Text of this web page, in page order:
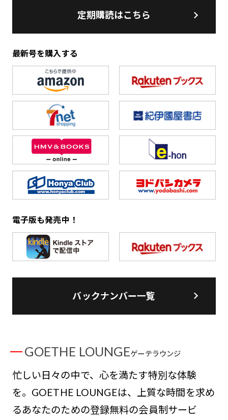
定期購読はこちら
最新号を購入する
電子版も発売中！
バックナンバー一覧
GOETHE LOUNGEゲーテラウンジ
忙しい日々の中で、心を満たす特別な体験
を。GOETHE LOUNGEは、上質な時間を求め
るあなたのための登録無料の会員制サービ